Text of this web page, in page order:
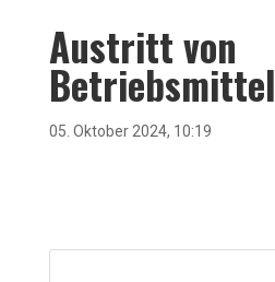
Austritt von
Betriebsmittel
05. Oktober 2024, 10:19